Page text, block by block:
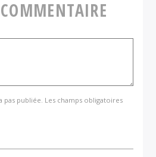
pas publiée. Les champs obligatoires